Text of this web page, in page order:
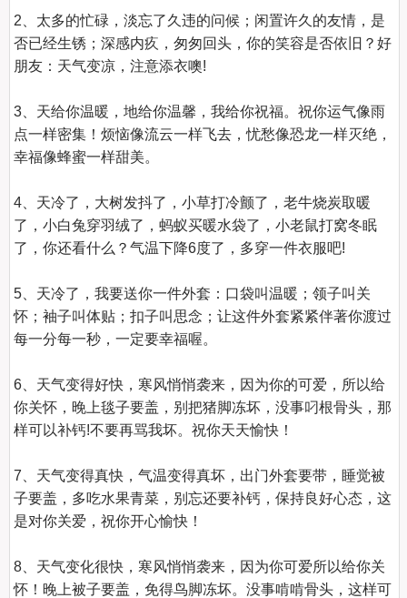
2、太多的忙碌，淡忘了久违的问候；闲置许久的友情，是
否已经生锈；深感内疚，匆匆回头，你的笑容是否依旧？好
朋友：天气变凉，注意添衣噢!
3、天给你温暖，地给你温馨，我给你祝福。祝你运气像雨
点一样密集！烦恼像流云一样飞去，忧愁像恐龙一样灭绝，
幸福像蜂蜜一样甜美。
4、天冷了，大树发抖了，小草打冷颤了，老牛烧炭取暖
了，小白兔穿羽绒了，蚂蚁买暖水袋了，小老鼠打窝冬眠
了，你还看什么？气温下降6度了，多穿一件衣服吧!
5、天冷了，我要送你一件外套：口袋叫温暖；领子叫关
怀；袖子叫体贴；扣子叫思念；让这件外套紧紧伴著你渡过
每一分每一秒，一定要幸福喔。
6、天气变得好快，寒风悄悄袭来，因为你的可爱，所以给
你关怀，晚上毯子要盖，别把猪脚冻坏，没事叼根骨头，那
样可以补钙!不要再骂我坏。祝你天天愉快！
7、天气变得真快，气温变得真坏，出门外套要带，睡觉被
子要盖，多吃水果青菜，别忘还要补钙，保持良好心态，这
是对你关爱，祝你开心愉快！
8、天气变化很快，寒风悄悄袭来，因为你可爱所以给你关
怀！晚上被子要盖，免得鸟脚冻坏。没事啃啃骨头，这样可